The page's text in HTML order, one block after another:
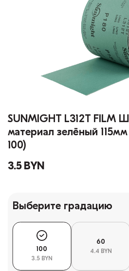
SUNMIGHT L312T FILM
материал зелёный
100)
3.5 BYN
Выберите градацию
100
3.5 BYN
60
4.4 BYN